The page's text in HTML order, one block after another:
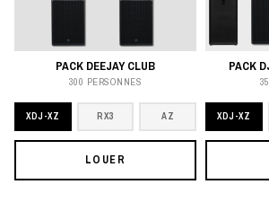
PACK DEEJAY CLUB
300 PERSONNES
XDJ-XZ RX3 AZ
LOUER
PACK
XDJ-XZ